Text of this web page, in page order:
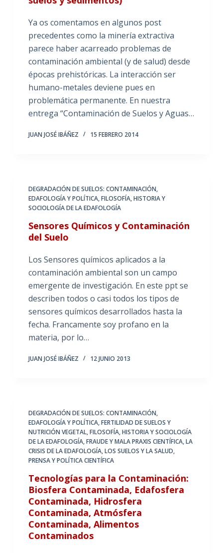
Ya os comentamos en algunos post
precedentes como la minería extractiva
parece haber acarreado problemas de
contaminación ambiental (y de salud) desde
épocas prehistóricas. La interacción ser
humano-metales deviene pues en
problemática permanente. En nuestra
entrega “Contaminación de Suelos y Aguas…
JUAN JOSÉ IBÁÑEZ 15 FEBRERO 2014
DEGRADACIÓN DE SUELOS: CONTAMINACIÓN,
EDAFOLOGÍA Y POLÍTICA,FILOSOFÍA, HISTORIA Y
SOCIOLOGÍA DE LA EDAFOLOGÍA
Sensores Químicos y Contaminación
del Suelo
Los Sensores químicos aplicados a la
contaminación ambiental son un campo
emergente de investigación. En este ppt se
describen todos o casi todos los tipos de
sensores químicos desarrollados hasta la
fecha. Francamente soy profano en la
materia, por lo…
JUAN JOSÉ IBÁÑEZ 12 JUNIO 2013
DEGRADACIÓN DE SUELOS: CONTAMINACIÓN,
EDAFOLOGÍA Y POLÍTICA,FERTILIDAD DE SUELOS Y
NUTRICIÓN VEGETAL,FILOSOFÍA, HISTORIA Y SOCIOLOGÍA
DE LA EDAFOLOGÍA,FRAUDE Y MALA PRAXIS CIENTÍFICA,LA
CRISIS DE LA EDAFOLOGÍA,LOS SUELOS Y LA SALUD,
PRENSA Y POLÍTICA CIENTÍFICA
Tecnologías para la Contaminación:
Biosfera Contaminada, Edafosfera
Contaminada, Hidrosfera
Contaminada, Atmósfera
Contaminada, Alimentos
Contaminados